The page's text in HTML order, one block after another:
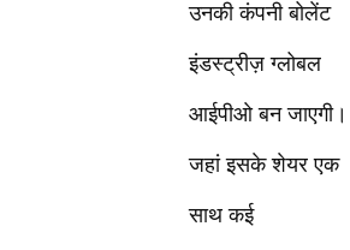
उनकी कंपनी बोलेंट
इंडस्ट्रीज़ ग्लोबल
आईपीओ बन जाएगी।
जहां इसके शेयर एक
साथ कई